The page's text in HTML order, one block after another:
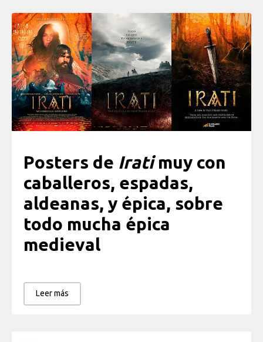
Posters de Iratimuy con
caballeros, espadas,
aldeanas, y épica, sobre
todo mucha épica
medieval
Leer más